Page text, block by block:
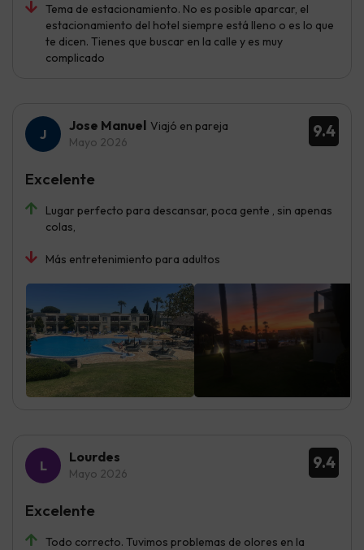
Tema de estacionamiento. No es posible aparcar, el
estacionamiento del hotel siempre está lleno o es lo que
te dicen. Tienes que buscar en la calle y es muy
complicado
9.4
Jose Manuel Viajó en pareja
Mayo 2026
Lugar perfecto para descansar, poca gente , sin apenas
colas,
Más entretenimiento para adultos
Excelente
9.4
Lourdes
Mayo 2026
Todo correcto. Tuvimos problemas de olores en la
Excelente